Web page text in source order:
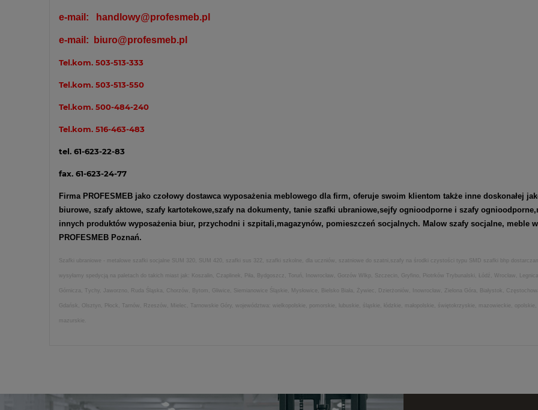
e-mail: handlowy@profesmeb.pl
e-mail: biuro@profesmeb.pl
Tel.kom. 503-513-333
Tel.kom. 503-513-550
Tel.kom. 500-484-240
Tel.kom. 516-463-483
tel. 61-623-22-83
fax. 61-623-24-77
Firma PROFESMEB jako czołowy dostawca wyposażenia meblowego dla firm, oferuje swoim klientom także inne doskonałej
biurowe, szafy aktowe, szafy kartotekowe,szafy na dokumenty, tanie szafki ubraniowe,sejfy ognioodporne i szafy ognioodporne,
innych produktów wyposażenia biur, przychodni i szpitali,magazynów, pomieszczeń socjalnych. Malow szafy socjalne, meble
PROFESMEB Poznań.
Szafki ubraniowe - metalowe szafki socjalne SUM 320, SUM 420, szafki sus 322, szafki szkolne, dla uczniów, szatniowe do szatni,szafy na środki czystości typu SMD szafki bhp
wysyłamy spedycją na paletach do takich miast jak: Koszalin, Czaplinek, Piła, Bydgoszcz, Toruń, Inowrocław, Gorzów Wlkp, Szczecin, Gryfino, Piotrków Trybunalski, Łódź, Wrocław,
Górnicza, Tychy, Jaworzno, Ruda Śląska, Chorzów, Bytom, Gliwice, Siemianowice Śląskie, Mysłowice, Bielsko Biała, Żywiec, Dzierżoniów, Inowrocław, Zielona Góra, Białystok,
Gdańsk, Olsztyn, Płock, Tarnów, Rzeszów, Mielec, Tarnowskie Góry, województwa: wielkopolskie, pomorskie, lubuskie, śląskie, łódzkie, małopolskie, świętokrzyskie, mazowieckie,
mazurskie.